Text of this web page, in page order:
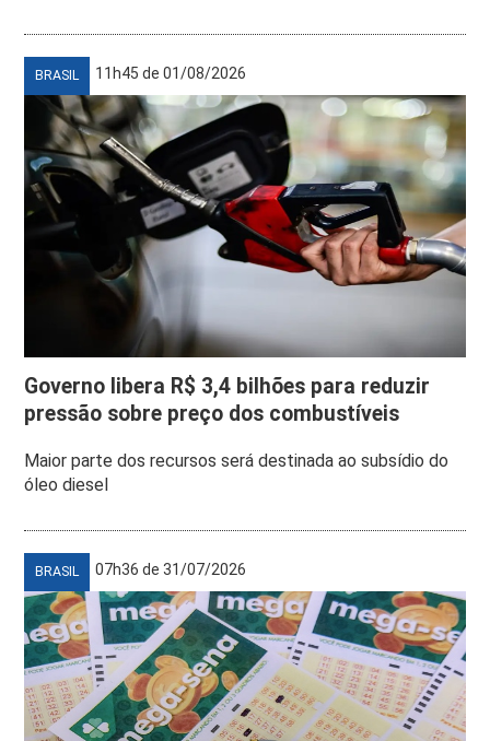
BRASIL 11h45 de 01/08/2026
Governo libera R$ 3,4 bilhões para reduzir
pressão sobre preço dos combustíveis
Maior parte dos recursos será destinada ao subsídio do
óleo diesel
BRASIL 07h36 de 31/07/2026